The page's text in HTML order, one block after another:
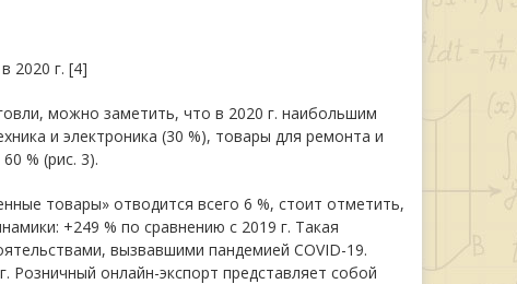
2020 г. [4]
можно заметить, что в 2020 г. наибольшим
и электроника (30 %), товары для ремонта и
% (рис. 3).
товары» отводится всего 6 %, стоит отметить,
+249 % по сравнению с 2019 г. Такая
вызвавшими пандемией COVID-19.
Розничный онлайн-экспорт представляет собой